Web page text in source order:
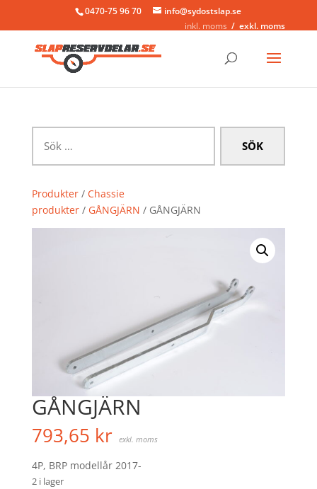
0470-75 96 70
info@sydostslap.se
inkl. moms
exkl. moms
efter:
Produkter/ Chassie
produkter/ GÅNGJÄRN / GÅNGJÄRN
GÅNGJÄRN
793,65 kr exkl. moms
4P, BRP modellår 2017-
2 i lager